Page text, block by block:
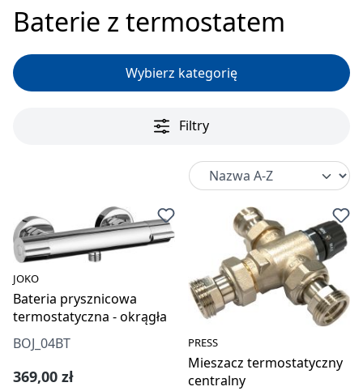
Baterie z termostatem
Wybierz kategorię
Filtry
JOKO
Bateria prysznicowa
termostatyczna - okrągła
BOJ_04BT
Cena regularna:
369,00 zł
PRESS
Mieszacz termostatyczny
centralny